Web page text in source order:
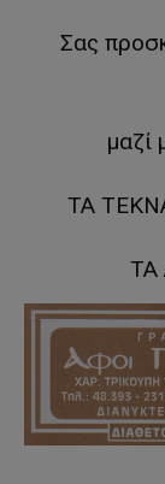
Σας
μαζί
ΤΑ
ΤΑ